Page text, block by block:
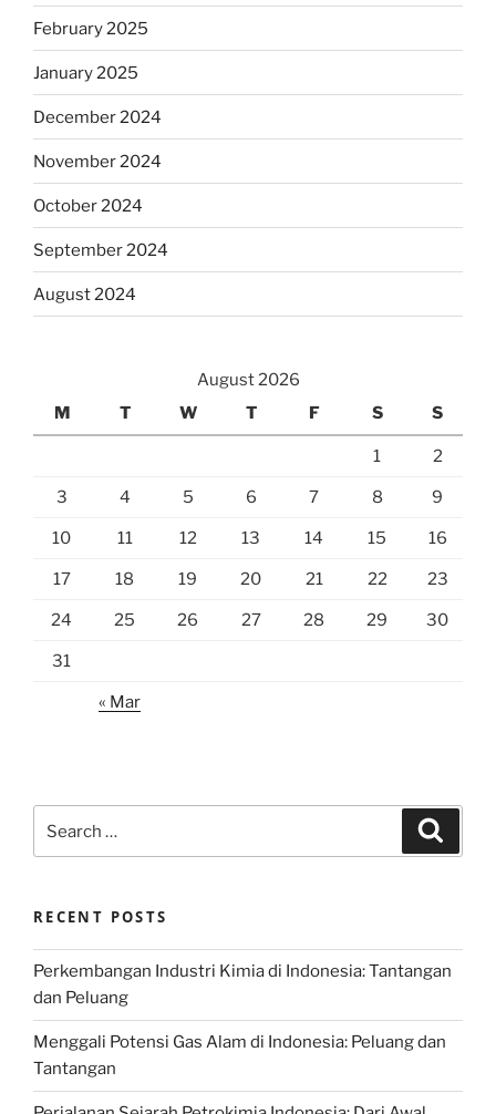
February 2025
January 2025
December 2024
November 2024
October 2024
September 2024
August 2024
August 2026
M
T W T F S S
1 2
3 4 5 6 7 8 9
10 11 12 13 14 15 16
17 18 19 20 21 22 23
24 25 26 27 28 29 30
31
« Mar
for:
RECENT POSTS
Perkembangan Industri Kimia di Indonesia: Tantangan
dan Peluang
Menggali Potensi Gas Alam di Indonesia: Peluang dan
Tantangan